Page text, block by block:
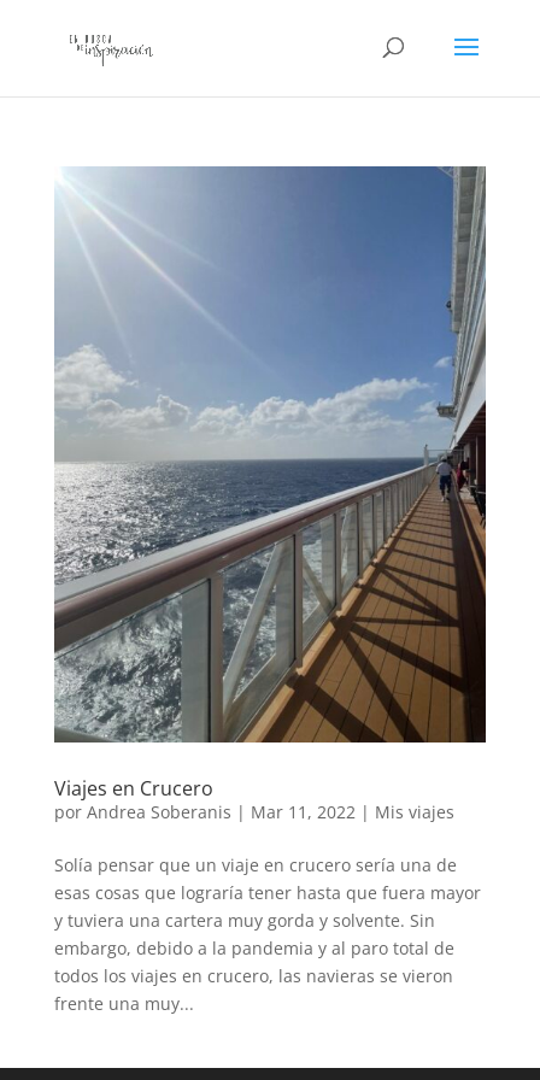
Viajes en Crucero
por Andrea Soberanis | Mar 11, 2022| Mis viajes
Solía pensar que un viaje en crucero sería una de
esas cosas que lograría tener hasta que fuera mayor
y tuviera una cartera muy gorda y solvente. Sin
embargo, debido a la pandemia y al paro total de
todos los viajes en crucero, las navieras se vieron
frente una muy...